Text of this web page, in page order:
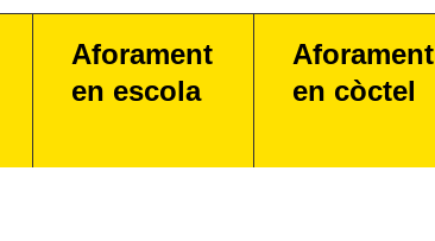
Aforament
en escola
Aforament
en còctel